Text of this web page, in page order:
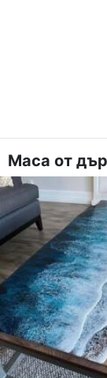
Маса от